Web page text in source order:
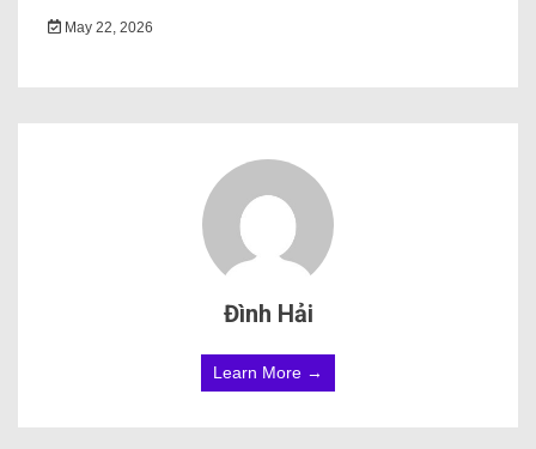
May 22, 2026
Đình Hải
Learn More →